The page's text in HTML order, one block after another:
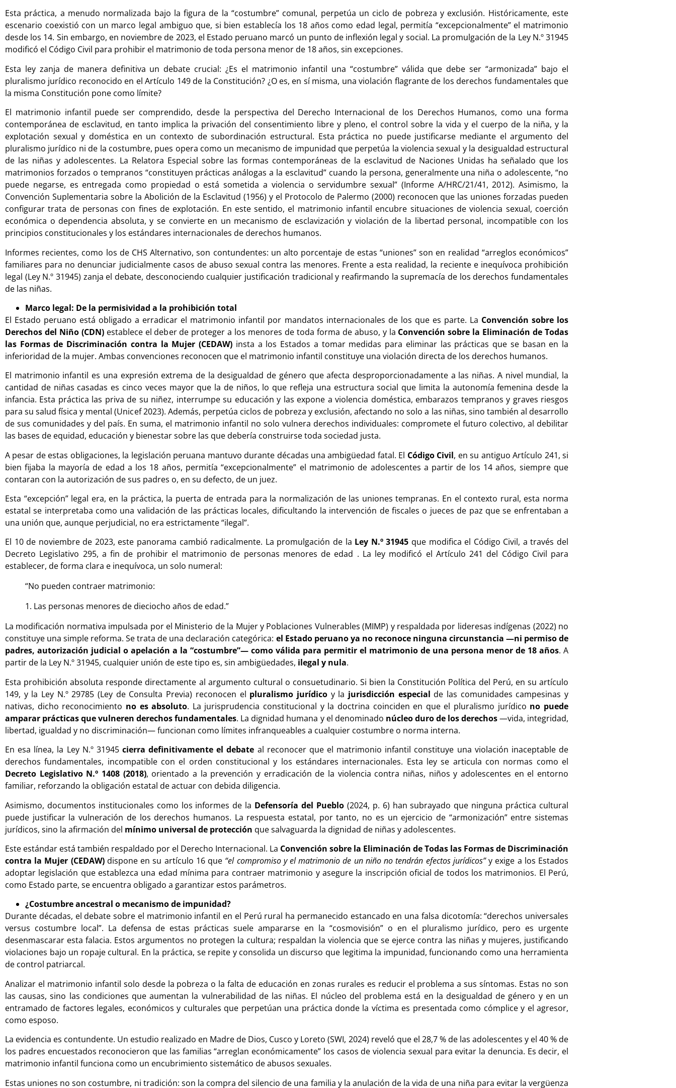
Esta práctica, a menudo normalizada bajo la figura de la “costumbre” comunal, perpetúa un ciclo de pobreza y exclusión. Históricamente, este
escenario coexistió con un marco legal ambiguo que, si bien establecía los 18 años como edad legal, permitía “excepcionalmente” el matrimonio
desde los 14. Sin embargo, en noviembre de 2023, el Estado peruano marcó un punto de inflexión legal y social. La promulgación de la Ley N.º 31945
modificó el Código Civil para prohibir el matrimonio de toda persona menor de 18 años, sin excepciones.
Esta ley zanja de manera definitiva un debate crucial: ¿Es el matrimonio infantil una “costumbre” válida que debe ser “armonizada” bajo el
pluralismo jurídico reconocido en el Artículo 149 de la Constitución? ¿O es, en sí misma, una violación flagrante de los derechos fundamentales que
la misma Constitución pone como límite?
El matrimonio infantil puede ser comprendido, desde la perspectiva del Derecho Internacional de los Derechos Humanos, como una forma
contemporánea de esclavitud, en tanto implica la privación del consentimiento libre y pleno, el control sobre la vida y el cuerpo de la niña, y la
explotación sexual y doméstica en un contexto de subordinación estructural. Esta práctica no puede justificarse mediante el argumento del
pluralismo jurídico ni de la costumbre, pues opera como un mecanismo de impunidad que perpetúa la violencia sexual y la desigualdad estructural
de las niñas y adolescentes. La Relatora Especial sobre las formas contemporáneas de la esclavitud de Naciones Unidas ha señalado que los
matrimonios forzados o tempranos “constituyen prácticas análogas a la esclavitud” cuando la persona, generalmente una niña o adolescente, “no
puede negarse, es entregada como propiedad o está sometida a violencia o servidumbre sexual” (Informe A/HRC/21/41, 2012). Asimismo, la
Convención Suplementaria sobre la Abolición de la Esclavitud (1956) y el Protocolo de Palermo (2000) reconocen que las uniones forzadas pueden
configurar trata de personas con fines de explotación. En este sentido, el matrimonio infantil encubre situaciones de violencia sexual, coerción
económica o dependencia absoluta, y se convierte en un mecanismo de esclavización y violación de la libertad personal, incompatible con los
principios constitucionales y los estándares internacionales de derechos humanos.
Informes recientes, como los de CHS Alternativo, son contundentes: un alto porcentaje de estas “uniones” son en realidad “arreglos económicos”
familiares para no denunciar judicialmente casos de abuso sexual contra las menores. Frente a esta realidad, la reciente e inequívoca prohibición
legal (Ley N.º 31945) zanja el debate, desconociendo cualquier justificación tradicional y reafirmando la supremacía de los derechos fundamentales
de las niñas.
Marco legal: De la permisividad a la prohibición total
El Estado peruano está obligado a erradicar el matrimonio infantil por mandatos internacionales de los que es parte. La Convención sobre los
Derechos del Niño (CDN)establece el deber de proteger a los menores de toda forma de abuso, y la Convención sobre la Eliminación de Todas
las Formas de Discriminación contra la Mujer (CEDAW) insta a los Estados a tomar medidas para eliminar las prácticas que se basan en la
inferioridad de la mujer. Ambas convenciones reconocen que el matrimonio infantil constituye una violación directa de los derechos humanos.
El matrimonio infantil es una expresión extrema de la desigualdad de género que afecta desproporcionadamente a las niñas. A nivel mundial, la
cantidad de niñas casadas es cinco veces mayor que la de niños, lo que refleja una estructura social que limita la autonomía femenina desde la
infancia. Esta práctica las priva de su niñez, interrumpe su educación y las expone a violencia doméstica, embarazos tempranos y graves riesgos
para su salud física y mental (Unicef 2023). Además, perpetúa ciclos de pobreza y exclusión, afectando no solo a las niñas, sino también al desarrollo
de sus comunidades y del país. En suma, el matrimonio infantil no solo vulnera derechos individuales: compromete el futuro colectivo, al debilitar
las bases de equidad, educación y bienestar sobre las que debería construirse toda sociedad justa.
A pesar de estas obligaciones, la legislación peruana mantuvo durante décadas una ambigüedad fatal. El Código Civil, en su antiguo Artículo 241, si
bien fijaba la mayoría de edad a los 18 años, permitía “excepcionalmente” el matrimonio de adolescentes a partir de los 14 años, siempre que
contaran con la autorización de sus padres o, en su defecto, de un juez.
Esta “excepción” legal era, en la práctica, la puerta de entrada para la normalización de las uniones tempranas. En el contexto rural, esta norma
estatal se interpretaba como una validación de las prácticas locales, dificultando la intervención de fiscales o jueces de paz que se enfrentaban a
una unión que, aunque perjudicial, no era estrictamente “ilegal”.
El 10 de noviembre de 2023, este panorama cambió radicalmente. La promulgación de la Ley N.º 31945 que modifica el Código Civil, a través del
Decreto Legislativo 295, a fin de prohibir el matrimonio de personas menores de edad . La ley modificó el Artículo 241 del Código Civil para
establecer, de forma clara e inequívoca, un solo numeral:
“No pueden contraer matrimonio:
1. Las personas menores de dieciocho años de edad.”
La modificación normativa impulsada por el Ministerio de la Mujer y Poblaciones Vulnerables (MIMP) y respaldada por lideresas indígenas (2022) no
constituye una simple reforma. Se trata de una declaración categórica: el Estado peruano ya no reconoce ninguna circunstancia —ni permiso de
padres, autorización judicial o apelación a la “costumbre”— como válida para permitir el matrimonio de una persona menor de 18 años. A
partir de la Ley N.º 31945, cualquier unión de este tipo es, sin ambigüedades, ilegal y nula.
Esta prohibición absoluta responde directamente al argumento cultural o consuetudinario. Si bien la Constitución Política del Perú, en su artículo
149, y la Ley N.º 29785 (Ley de Consulta Previa) reconocen el pluralismo jurídicoy la jurisdicción especial de las comunidades campesinas y
nativas, dicho reconocimiento no es absoluto. La jurisprudencia constitucional y la doctrina coinciden en que el pluralismo jurídico no puede
amparar prácticas que vulneren derechos fundamentales. La dignidad humana y el denominado núcleo duro de los derechos—vida, integridad,
libertad, igualdad y no discriminación— funcionan como límites infranqueables a cualquier costumbre o norma interna.
En esa línea, la Ley N.º 31945 cierra definitivamente el debate al reconocer que el matrimonio infantil constituye una violación inaceptable de
derechos fundamentales, incompatible con el orden constitucional y los estándares internacionales. Esta ley se articula con normas como el
Decreto Legislativo N.º 1408 (2018), orientado a la prevención y erradicación de la violencia contra niñas, niños y adolescentes en el entorno
familiar, reforzando la obligación estatal de actuar con debida diligencia.
Asimismo, documentos institucionales como los informes de la Defensoría del Pueblo(2024, p. 6) han subrayado que ninguna práctica cultural
puede justificar la vulneración de los derechos humanos. La respuesta estatal, por tanto, no es un ejercicio de “armonización” entre sistemas
jurídicos, sino la afirmación del mínimo universal de protección que salvaguarda la dignidad de niñas y adolescentes.
Este estándar está también respaldado por el Derecho Internacional. La Convención sobre la Eliminación de Todas las Formas de Discriminación
contra la Mujer (CEDAW)dispone en su artículo 16 que “el compromiso y el matrimonio de un niño no tendrán efectos jurídicos”y exige a los Estados
adoptar legislación que establezca una edad mínima para contraer matrimonio y asegure la inscripción oficial de todos los matrimonios. El Perú,
como Estado parte, se encuentra obligado a garantizar estos parámetros.
¿Costumbre ancestral o mecanismo de impunidad?
Durante décadas, el debate sobre el matrimonio infantil en el Perú rural ha permanecido estancado en una falsa dicotomía: “derechos universales
versus costumbre local”. La defensa de estas prácticas suele ampararse en la “cosmovisión” o en el pluralismo jurídico, pero es urgente
desenmascarar esta falacia. Estos argumentos no protegen la cultura; respaldan la violencia que se ejerce contra las niñas y mujeres, justificando
violaciones bajo un ropaje cultural. En la práctica, se repite y consolida un discurso que legitima la impunidad, funcionando como una herramienta
de control patriarcal.
Analizar el matrimonio infantil solo desde la pobreza o la falta de educación en zonas rurales es reducir el problema a sus síntomas. Estas no son
las causas, sino las condiciones que aumentan la vulnerabilidad de las niñas. El núcleo del problema está en la desigualdad de género y en un
entramado de factores legales, económicos y culturales que perpetúan una práctica donde la víctima es presentada como cómplice y el agresor,
como esposo.
La evidencia es contundente. Un estudio realizado en Madre de Dios, Cusco y Loreto (SWI, 2024) reveló que el 28,7 % de las adolescentes y el 40 % de
los padres encuestados reconocieron que las familias “arreglan económicamente” los casos de violencia sexual para evitar la denuncia. Es decir, el
matrimonio infantil funciona como un encubrimiento sistemático de abusos sexuales.
Estas uniones no son costumbre, ni tradición: son la compra del silencio de una familia y la anulación de la vida de una niña para evitar la vergüenza